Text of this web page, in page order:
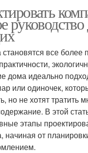
руководство
все более
дома идеально
или одиночек,
но не хотят тратить
В этой
этапы
начиная от